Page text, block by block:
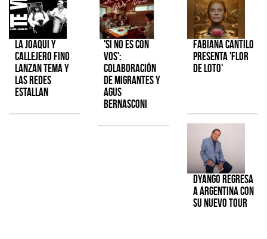
La Joaqui y
Callejero Fino
lanzan tema y
las redes
estallan
'Si No Es Con
Vos':
colaboración
de Migrantes y
Agus
Bernasconi
Fabiana Cantilo
presenta 'Flor
de Loto'
Dyango regresa
a Argentina con
su nuevo tour